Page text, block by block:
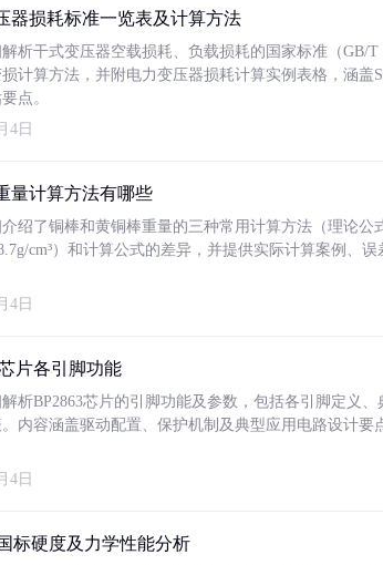
器损耗标准一览表及计算方法
析干式变压器空载损耗、负载损耗的国家标准（GB/
计算方法，并附电力变压器损耗计算实例表格，涵盖
点。
4日
量计算方法有哪些
绍了铜棒和黄铜棒重量的三种常用计算方法（理论
cm³）和计算公式的差异，并提供实际计算案例、
4日
片各引脚功能
析BP2863芯片的引脚功能及参数，包括各引脚定义
内容涵盖驱动配置、保护机制及典型应用电路设计
4日
标硬度及力学性能分析